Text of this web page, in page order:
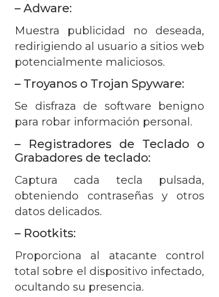
– Adware:
Muestra publicidad no deseada,
redirigiendo al usuario a sitios web
potencialmente maliciosos.
– Troyanos o Trojan Spyware:
Se disfraza de software benigno
para robar información personal.
– Registradores de Teclado o
Grabadores de teclado:
Captura cada tecla pulsada,
obteniendo contraseñas y otros
datos delicados.
– Rootkits:
Proporciona al atacante control
total sobre el dispositivo infectado,
ocultando su presencia.